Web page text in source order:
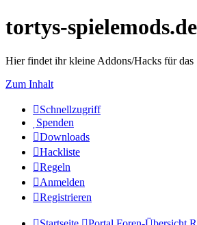
tortys-spielemods.de
Hier findet ihr kleine Addons/Hacks für das
Zum Inhalt
Schnellzugriff
Spenden
Downloads
Hackliste
Regeln
Anmelden
Registrieren